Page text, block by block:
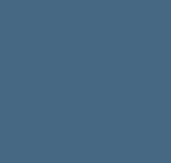
Specialios